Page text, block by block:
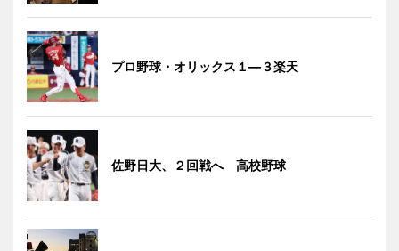
プロ野球・オリックス１―３楽天
佐野日大、２回戦へ 高校野球